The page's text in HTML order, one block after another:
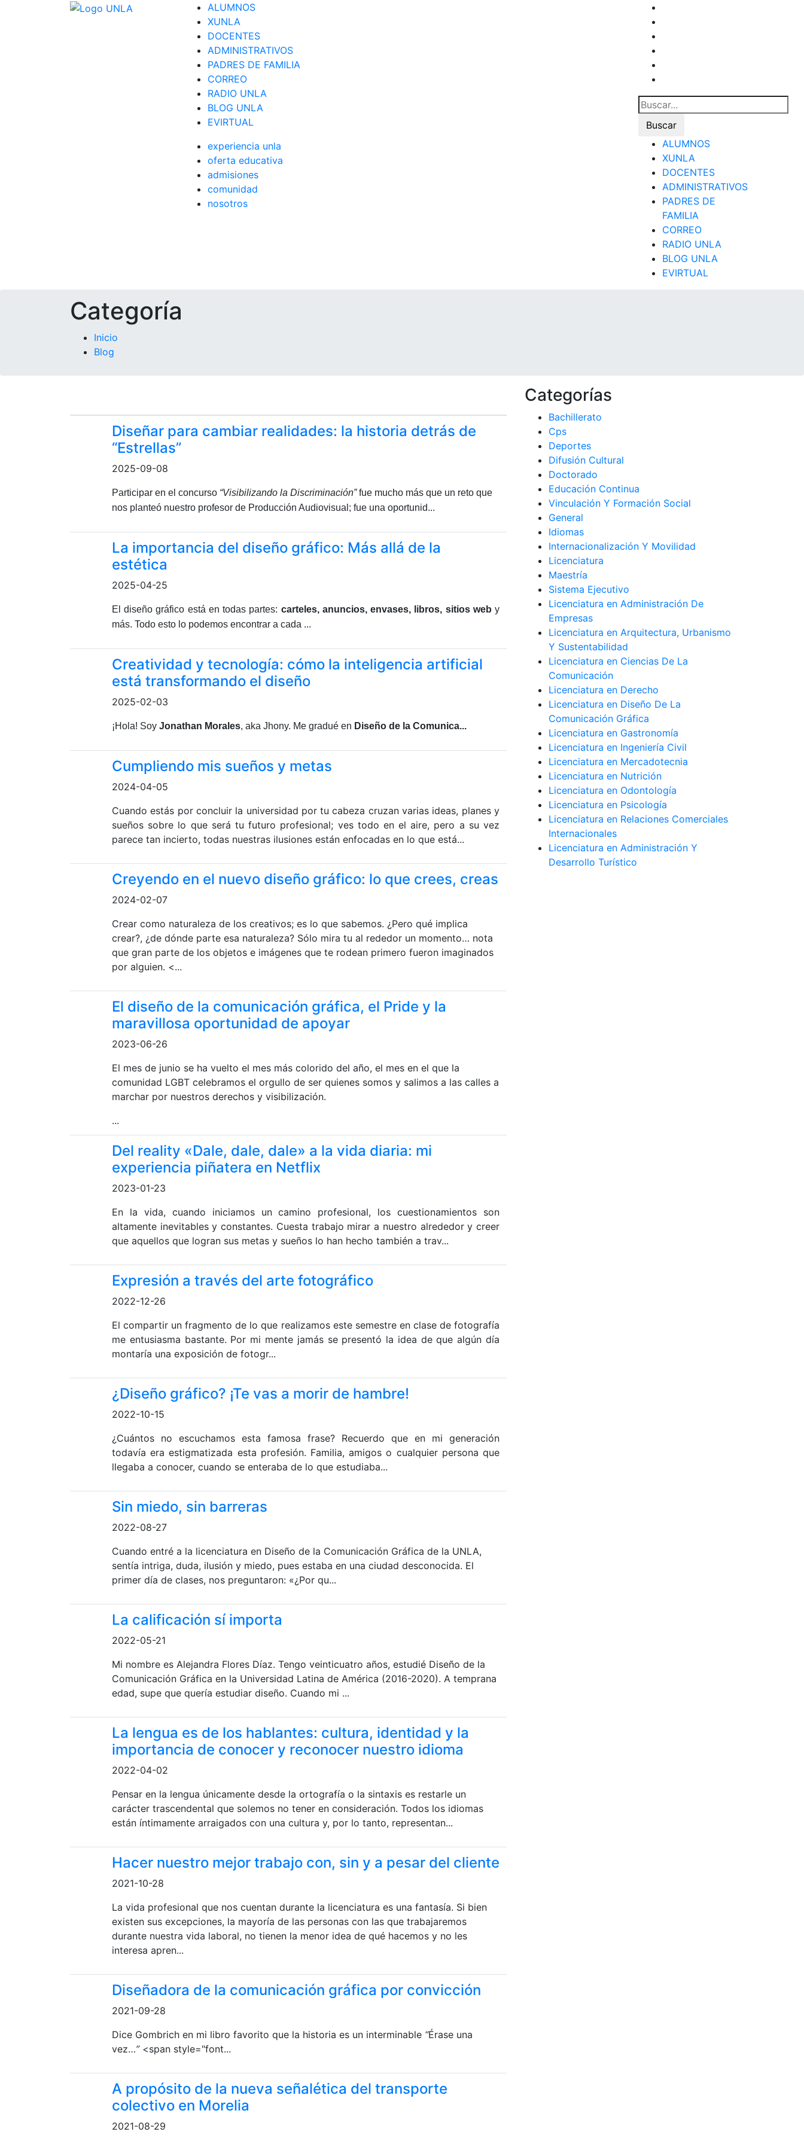
ALUMNOS
XUNLA
DOCENTES
ADMINISTRATIVOS
PADRES DE FAMILIA
CORREO
RADIO UNLA
BLOG UNLA
EVIRTUAL
experiencia unla
oferta educativa
admisiones
comunidad
nosotros
ALUMNOS
XUNLA
DOCENTES
ADMINISTRATIVOS
PADRES DE
FAMILIA
CORREO
RADIO UNLA
BLOG UNLA
EVIRTUAL
Categoría
Inicio
Blog
Diseñar para cambiar realidades: la historia detrás de
“Estrellas”
2025-09-08
Participar en el concurso “Visibilizando la Discriminación”fue mucho más que un reto que
nos planteó nuestro profesor de Producción Audiovisual; fue una oportunid...
La importancia del diseño gráfico: Más allá de la
estética
2025-04-25
El diseño gráfico está en todas partes: carteles, anuncios, envases, libros, sitios web y
más. Todo esto lo podemos encontrar a cada ...
Creatividad y tecnología: cómo la inteligencia artificial
está transformando el diseño
2025-02-03
¡Hola! Soy Jonathan Morales, aka Jhony. Me gradué en Diseño de la Comunica...
Cumpliendo mis sueños y metas
2024-04-05
Cuando estás por concluir la universidad por tu cabeza cruzan varias ideas, planes y
sueños sobre lo que será tu futuro profesional; ves todo en el aire, pero a su vez
parece tan incierto, todas nuestras ilusiones están enfocadas en lo que está...
Creyendo en el nuevo diseño gráfico: lo que crees, creas
2024-02-07
Crear como naturaleza de los creativos; es lo que sabemos. ¿Pero qué implica
crear?, ¿de dónde parte esa naturaleza? Sólo mira tu al rededor un momento… nota
que gran parte de los objetos e imágenes que te rodean primero fueron imaginados
por alguien. <...
El diseño de la comunicación gráfica, el Pride y la
maravillosa oportunidad de apoyar
2023-06-26
El mes de junio se ha vuelto el mes más colorido del año, el mes en el que la
comunidad LGBT celebramos el orgullo de ser quienes somos y salimos a las calles a
marchar por nuestros derechos y visibilización.
...
Del reality «Dale, dale, dale» a la vida diaria: mi
experiencia piñatera en Netflix
2023-01-23
En la vida, cuando iniciamos un camino profesional, los cuestionamientos son
altamente inevitables y constantes. Cuesta trabajo mirar a nuestro alrededor y creer
que aquellos que logran sus metas y sueños lo han hecho también a trav...
Expresión a través del arte fotográfico
2022-12-26
El compartir un fragmento de lo que realizamos este semestre en clase de fotografía
me entusiasma bastante. Por mi mente jamás se presentó la idea de que algún día
montaría una exposición de fotogr...
¿Diseño gráfico? ¡Te vas a morir de hambre!
2022-10-15
¿Cuántos no escuchamos esta famosa frase? Recuerdo que en mi generación
todavía era estigmatizada esta profesión. Familia, amigos o cualquier persona que
llegaba a conocer, cuando se enteraba de lo que estudiaba...
Sin miedo, sin barreras
2022-08-27
Cuando entré a la licenciatura en Diseño de la Comunicación Gráfica de la UNLA,
sentía intriga, duda, ilusión y miedo, pues estaba en una ciudad desconocida. El
primer día de clases, nos preguntaron: «¿Por qu...
La calificación sí importa
2022-05-21
Mi nombre es Alejandra Flores Díaz. Tengo veinticuatro años, estudié Diseño de la
Comunicación Gráfica en la Universidad Latina de América (2016-2020). A temprana
edad, supe que quería estudiar diseño. Cuando mi ...
La lengua es de los hablantes: cultura, identidad y la
importancia de conocer y reconocer nuestro idioma
2022-04-02
Pensar en la lengua únicamente desde la ortografía o la sintaxis es restarle un
carácter trascendental que solemos no tener en consideración. Todos los idiomas
están íntimamente arraigados con una cultura y, por lo tanto, representan...
Hacer nuestro mejor trabajo con, sin y a pesar del cliente
2021-10-28
La vida profesional que nos cuentan durante la licenciatura es una fantasía. Si bien
existen sus excepciones, la mayoría de las personas con las que trabajaremos
durante nuestra vida laboral, no tienen la menor idea de qué hacemos y no les
interesa apren...
Diseñadora de la comunicación gráfica por convicción
2021-09-28
Dice Gombrich en mi libro favorito que la historia es un interminable “Érase una
vez…” <span style="font...
A propósito de la nueva señalética del transporte
colectivo en Morelia
2021-08-29
Categorías
Bachillerato
Cps
Deportes
Difusión Cultural
Doctorado
Educación Continua
Vinculación Y Formación Social
General
Idiomas
Internacionalización Y Movilidad
Licenciatura
Maestría
Sistema Ejecutivo
Licenciatura en Administración De
Empresas
Licenciatura en Arquitectura, Urbanismo
Y Sustentabilidad
Licenciatura en Ciencias De La
Comunicación
Licenciatura en Derecho
Licenciatura en Diseño De La
Comunicación Gráfica
Licenciatura en Gastronomía
Licenciatura en Ingeniería Civil
Licenciatura en Mercadotecnia
Licenciatura en Nutrición
Licenciatura en Odontología
Licenciatura en Psicología
Licenciatura en Relaciones Comerciales
Internacionales
Licenciatura en Administración Y
Desarrollo Turístico